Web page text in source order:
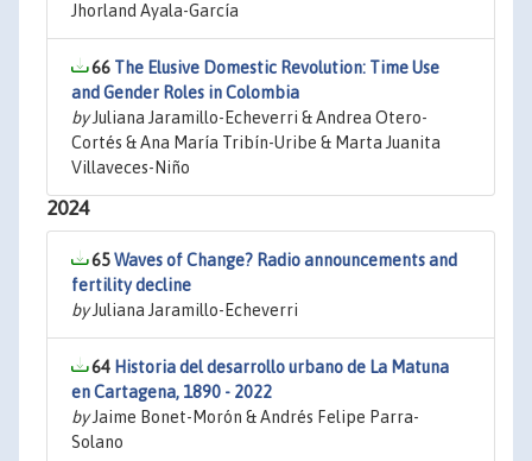
Jhorland Ayala-García
66 The Elusive Domestic Revolution: Time Use
and Gender Roles in Colombia
byJuliana Jaramillo-Echeverri & Andrea Otero-
Cortés & Ana María Tribín-Uribe & Marta Juanita
Villaveces-Niño
2024
65Waves of Change? Radio announcements and
fertility decline
byJuliana Jaramillo-Echeverri
64 Historia del desarrollo urbano de La Matuna
en Cartagena, 1890 - 2022
byJaime Bonet-Morón & Andrés Felipe Parra-
Solano